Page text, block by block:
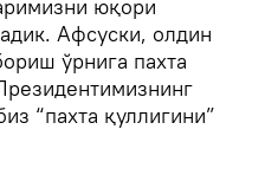
юқори
Афсуски, олдин
ўрнига пахта
“пахта қуллигини”